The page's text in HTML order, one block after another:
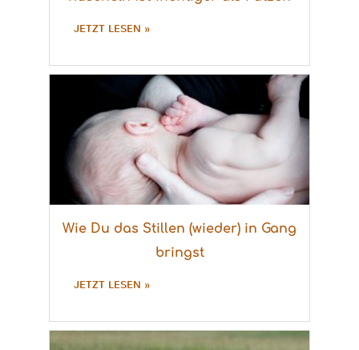
JETZT LESEN »
Wie Du das Stillen (wieder) in Gang
bringst
JETZT LESEN »